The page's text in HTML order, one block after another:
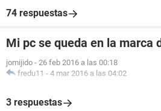
74 respuestas
Mi pc se queda en la marca
jomijido - 26 feb 2016 a las 00:18
fredu11 - 4 mar 2016 a las 04:02
3 respuestas